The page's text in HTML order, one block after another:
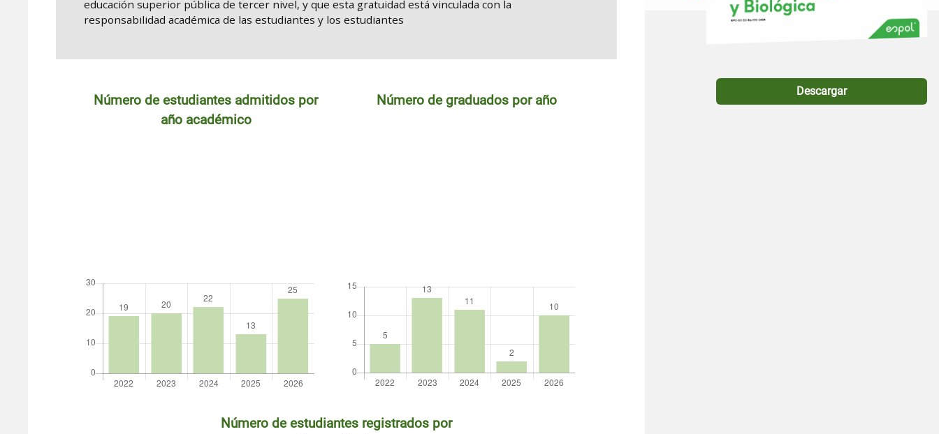
educación superior pública de tercer nivel, y que esta gratuidad está vinculada con la
responsabilidad académica de las estudiantes y los estudiantes
Número de estudiantes admitidos por
año académico
Número de graduados por año
Número de estudiantes registrados por
Descargar